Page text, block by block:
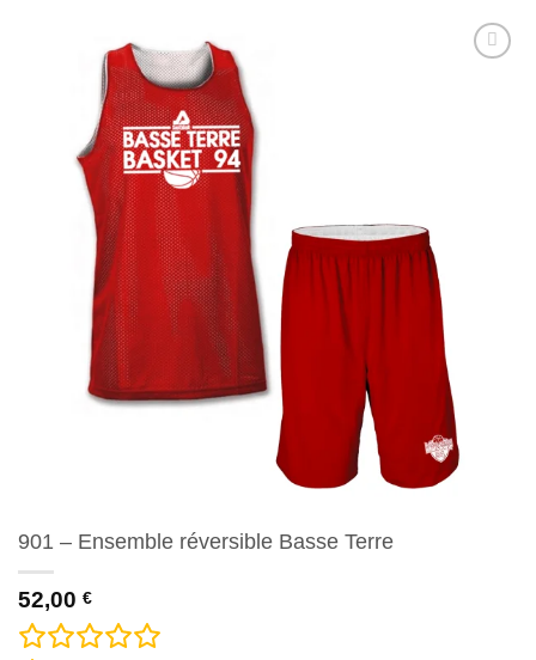
901 – Ensemble réversible Basse Terre
52,00 €